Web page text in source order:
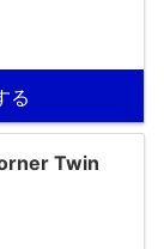
る
Twin